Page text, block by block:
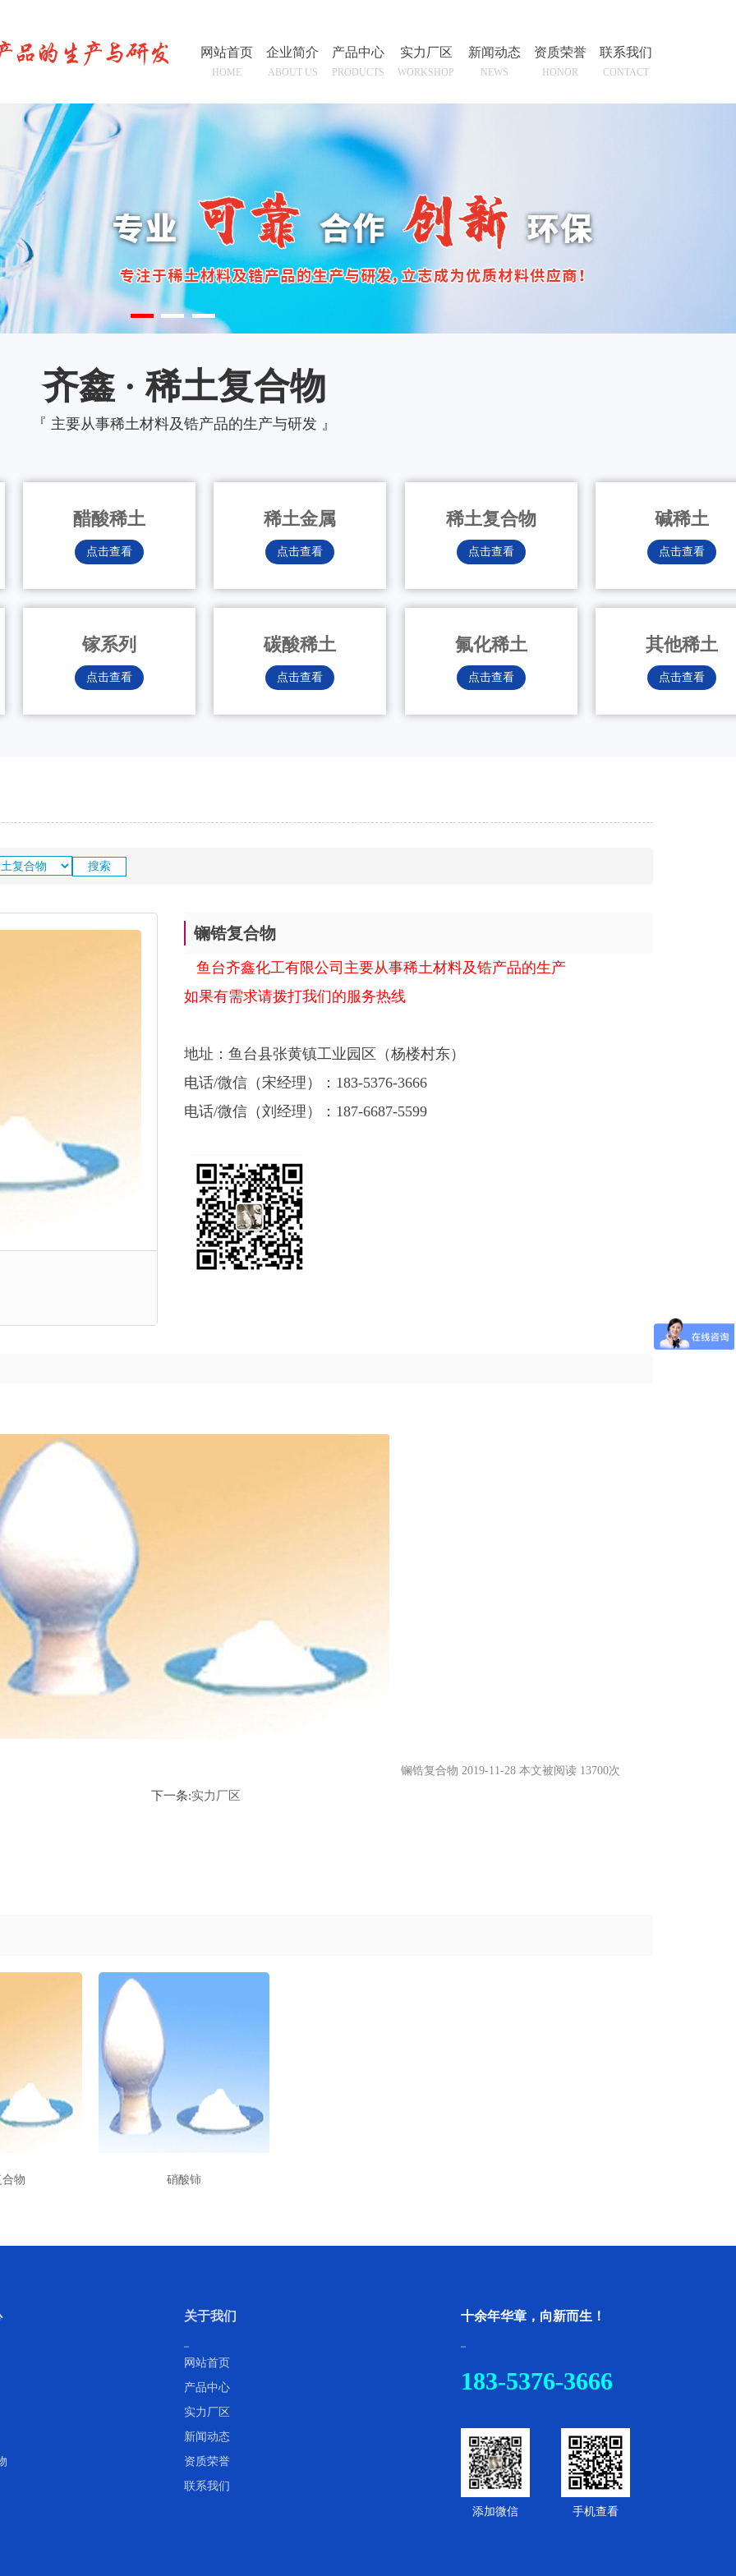
网站首页
HOME
企业简介
ABOUT US
产品中心
PRODUCTS
实力厂区
WORKSHOP
新闻动态
NEWS
资质荣誉
HONOR
联系我们
CONTACT
齐鑫 · 稀土复合物
『 主要从事稀土材料及锆产品的生产与研发 』
醋酸稀土
点击查看
稀土金属
点击查看
稀土复合物
点击查看
碱稀土
点击查看
镓系列
点击查看
碳酸稀土
点击查看
氟化稀土
点击查看
其他稀土
点击查看
镧锆复合物
鱼台齐鑫化工有限公司主要从事稀土材料及锆产品的生产
如果有需求请拨打我们的服务热线
地址：鱼台县张黄镇工业园区（杨楼村东）
电话/微信（宋经理）：183-5376-3666
电话/微信（刘经理）：187-6687-5599
镧锆复合物 2019-11-28 本文被阅读 13700次
下一条:实力厂区
物 硝酸铈
十余年华章，向新而生！
183-5376-3666
添加微信 手机查看
关于我们
网站首页
产品中心
实力厂区
新闻动态
资质荣誉
联系我们